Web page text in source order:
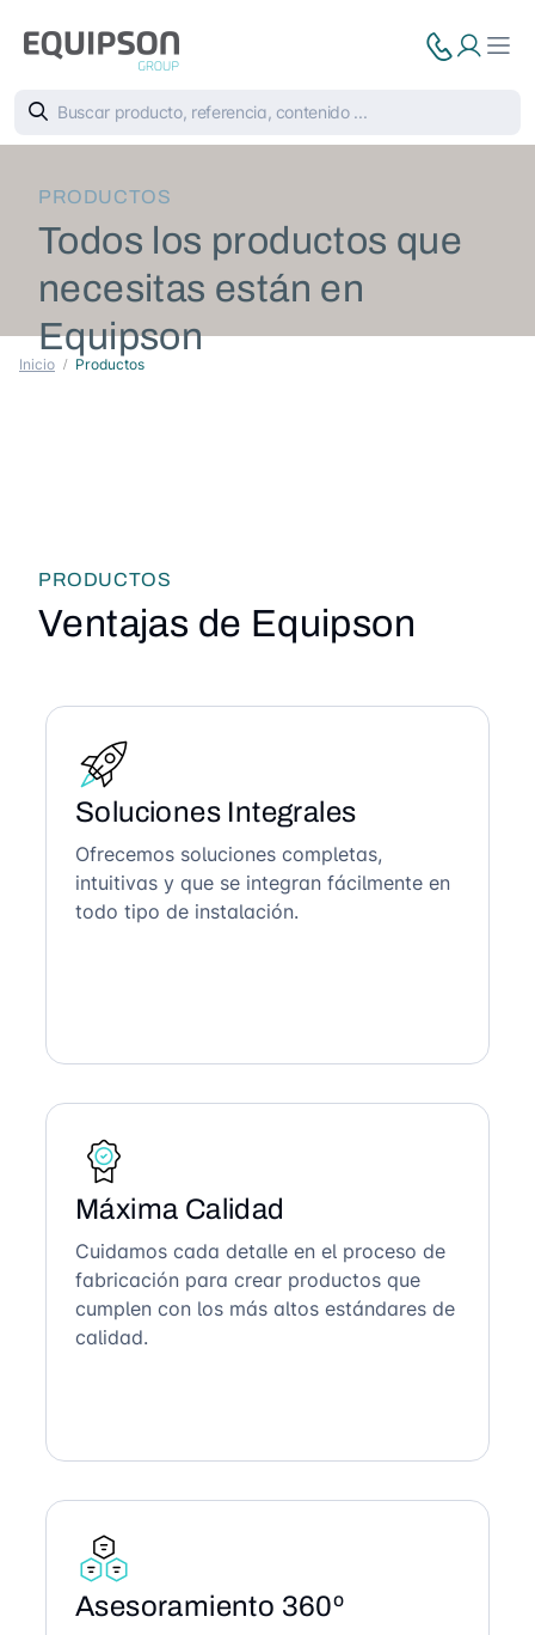
PRODUCTOS
Todos los productos que
necesitas están en
Equipson
Inicio Productos
PRODUCTOS
Ventajas de Equipson
Soluciones Integrales
Ofrecemos soluciones completas,
intuitivas y que se integran fácilmente en
todo tipo de instalación.
Máxima Calidad
Cuidamos cada detalle en el proceso de
fabricación para crear productos que
cumplen con los más altos estándares de
calidad.
Asesoramiento 360º